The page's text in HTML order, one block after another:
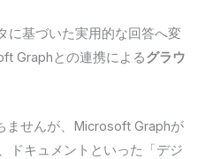
に基づいた実用的な回答へ変
Graphとの連携によるグラウ
ませんが、Microsoft Graphが
ドキュメントといった「デジ